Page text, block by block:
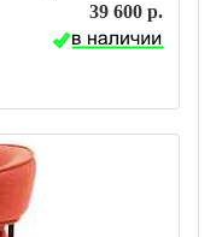
39 600 р.